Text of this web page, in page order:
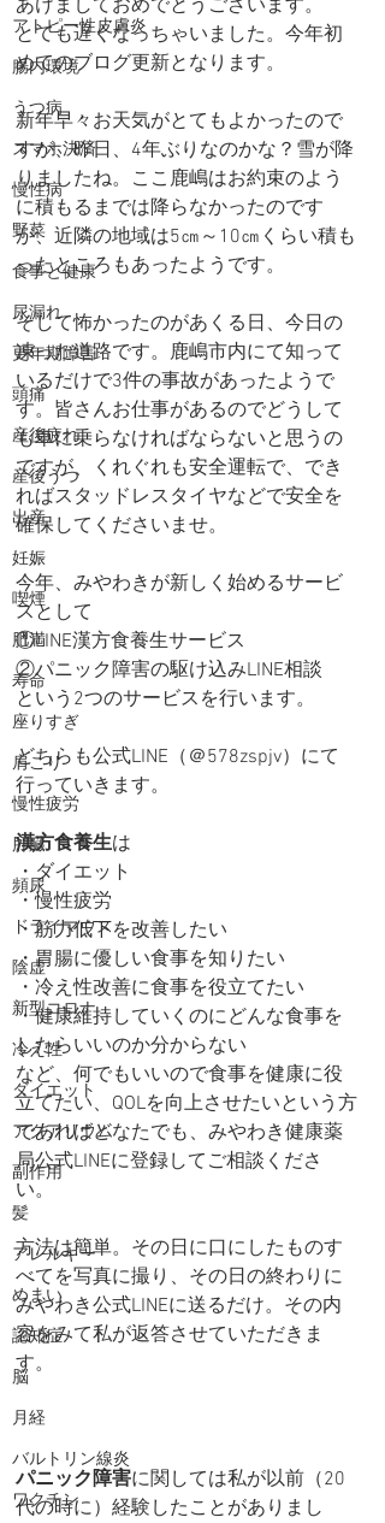
アトピー性皮膚炎
腸内環境
うつ病
スマホ決済
慢性病
野菜
食事と健康
尿漏れ
更年期障害
頭痛
産後疲れ
産後うつ
出産
妊娠
喫煙
肥満
寿命
座りすぎ
肩こり
慢性疲労
肝臓
頻尿
ドライマウス
陰虚
新型コロナ
冷え性
ダイエット
アクアリウム
副作用
髪
アレルギー
めまい
認知症
脳
月経
バルトリン線炎
ワクチン
あけましておめでとうございます。
とても遅くなっちゃいました。今年初
めてのブログ更新となります。
新年早々お天気がとてもよかったので
すが、昨日、4年ぶりなのかな？雪が降
りましたね。ここ鹿嶋はお約束のよう
に積もるまでは降らなかったのです
が、近隣の地域は5㎝～10㎝くらい積も
ったところもあったようです。
そして怖かったのがあくる日、今日の
凍った道路です。鹿嶋市内にて知って
いるだけで3件の事故があったようで
す。皆さんお仕事があるのでどうして
も車に乗らなければならないと思うの
ですが、くれぐれも安全運転で、でき
ればスタッドレスタイヤなどで安全を
確保してくださいませ。
今年、みやわきが新しく始めるサービ
スとして
①LINE漢方食養生サービス
②パニック障害の駆け込みLINE相談
という2つのサービスを行います。
どちらも公式LINE（＠578zspjv）にて
行っていきます。
漢方食養生は
・ダイエット
・慢性疲労
・筋力低下を改善したい
・胃腸に優しい食事を知りたい
・冷え性改善に食事を役立てたい
・健康維持していくのにどんな食事を
したらいいのか分からない
など、何でもいいので食事を健康に役
立てたい、QOLを向上させたいという方
であればどなたでも、みやわき健康薬
局公式LINEに登録してご相談くださ
い。
方法は簡単。その日に口にしたものす
べてを写真に撮り、その日の終わりに
みやわき公式LINEに送るだけ。その内
容をみて私が返答させていただきま
す。
パニック障害に関しては私が以前（20
代の時に）経験したことがありまし